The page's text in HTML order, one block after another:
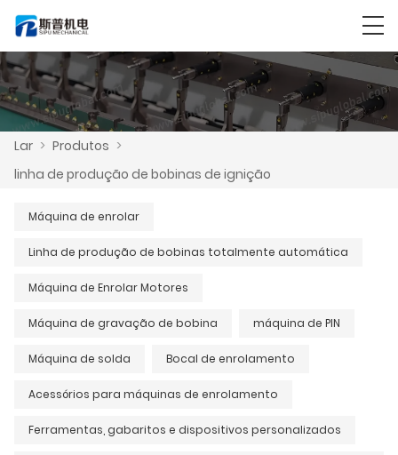
Lar > Produtos >
linha de produção de bobinas de ignição
Máquina de enrolar
Linha de produção de bobinas totalmente automática
Máquina de Enrolar Motores
Máquina de gravação de bobina máquina de PIN
Máquina de solda Bocal de enrolamento
Acessórios para máquinas de enrolamento
Ferramentas, gabaritos e dispositivos personalizados